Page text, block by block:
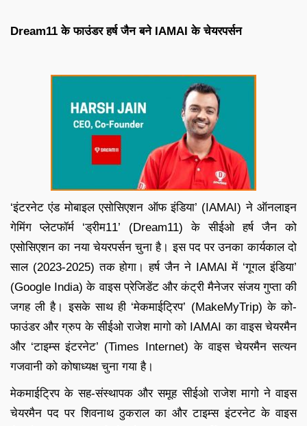
Dream11 के फाउंडर हर्ष जैन बने IAMAI के चेयरपर्सन
‘इंटरनेट एंड मोबाइल एसोसिएशन ऑफ इंडिया’ (IAMAI) ने ऑनलाइन
गेमिंग प्लेटफॉर्म ‘ड्रीम11’ (Dream11) के सीईओ हर्ष जैन को
एसोसिएशन का नया चेयरपर्सन चुना है। इस पद पर उनका कार्यकाल दो
साल (2023-2025) तक होगा। हर्ष जैन ने IAMAI में ‘गूगल इंडिया’
(Google India) के वाइस प्रेजिडेंट और कंट्री मैनेजर संजय गुप्ता की
जगह ली है। इसके साथ ही ‘मेकमाईट्रिप’ (MakeMyTrip) के को-
फाउंडर और ग्रुप के सीईओ राजेश मागो को IAMAI का वाइस चेयरमैन
और ‘टाइम्स इंटरनेट’ (Times Internet) के वाइस चेयरमैन सत्यन
गजवानी को कोषाध्यक्ष चुना गया है।
मेकमाईट्रिप के सह-संस्थापक और समूह सीईओ राजेश मागो ने वाइस
चेयरमैन पद पर शिवनाथ ठुकराल का और टाइम्स इंटरनेट के वाइस